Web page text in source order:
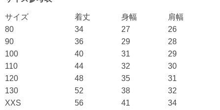
サイズ 着丈 身幅
肩幅
80
34 27
26
90
36 29
28
100
40 31
29
110
44 32
30
120
48 35
31
130
52 38
32
XXS
56 41
34